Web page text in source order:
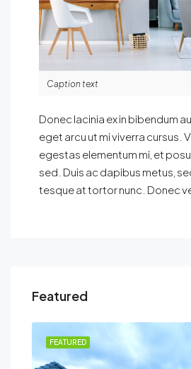
Caption text
Donec lacinia ex in bibendum
eget arcu ut mi viverra cursus.
egestas elementum mi, et
sed. Duis ac dapibus metus,
tesque at tortor nunc. Donec
Featured
FEATURED